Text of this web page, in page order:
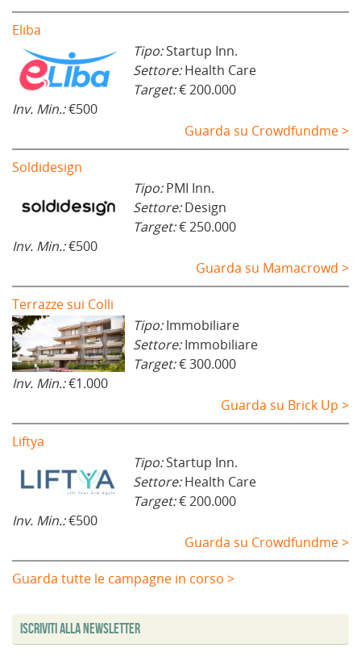
Eliba
Tipo:Startup Inn.
Settore:Health Care
Target:€ 200.000
Inv. Min.:€500
Guarda su Crowdfundme >
Soldidesign
Tipo:PMI Inn.
Settore:Design
Target:€ 250.000
Inv. Min.:€500
Guarda su Mamacrowd >
Terrazze sui Colli
Tipo:Immobiliare
Settore:Immobiliare
Target:€ 300.000
Inv. Min.:€1.000
Guarda su Brick Up >
Liftya
Tipo:Startup Inn.
Settore:Health Care
Target:€ 200.000
Inv. Min.:€500
Guarda su Crowdfundme >
Guarda tutte le campagne in corso >
Iscriviti alla Newsletter